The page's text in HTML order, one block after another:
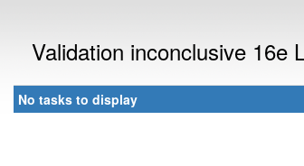
Validation inconclusive 16e
No tasks to display